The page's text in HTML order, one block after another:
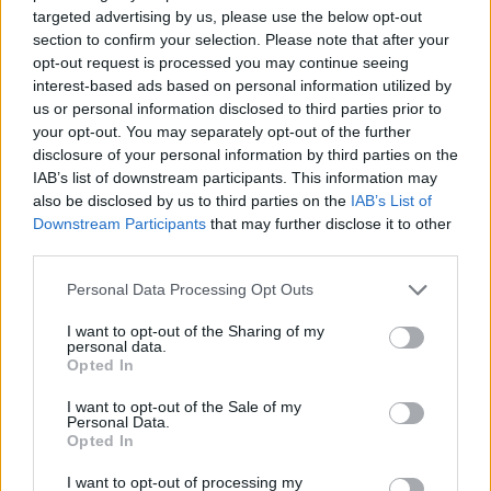
targeted advertising by us, please use the below opt-out
section to confirm your selection. Please note that after your
opt-out request is processed you may continue seeing
interest-based ads based on personal information utilized by
us or personal information disclosed to third parties prior to
your opt-out. You may separately opt-out of the further
disclosure of your personal information by third parties on the
IAB’s list of downstream participants. This information may
also be disclosed by us to third parties on the IAB’s List of
Downstream Participants that may further disclose it to other
Personal Data Processing Opt Outs
I want to opt-out of the Sharing of my
personal data.
Opted In
I want to opt-out of the Sale of my
Personal Data.
Opted In
I want to opt-out of processing my
Kërkoi një ndërhyrje të
lehtë në nofull, por pësoi
deformim të rëndë në
fytyrë dhe humbi punën si
Sulmet e majmunit
shkaktojnë panik në një
qytet të Indonezisë, 18 të
plagosur
policia greke pas
prej 1 miliard dollarësh për